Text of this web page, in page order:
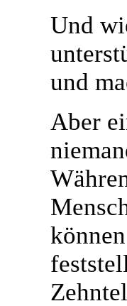
Und
und
Aber